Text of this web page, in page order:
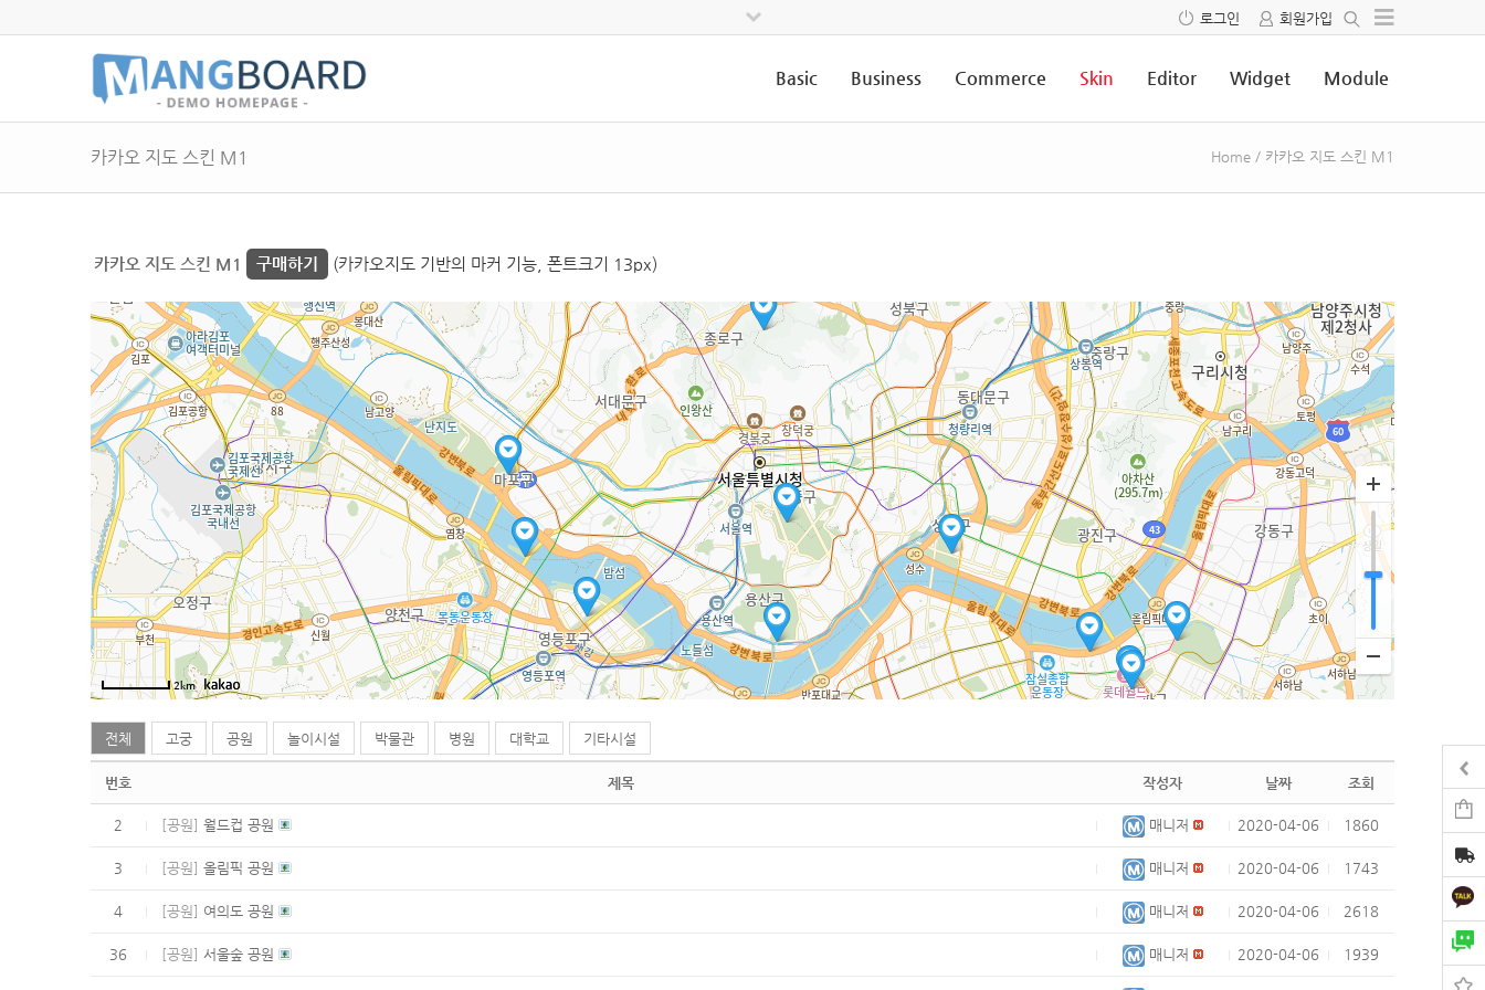
로그인 회원가입
Basic Business Commerce Skin Editor Widget Module
카카오 지도 스킨 M1 Home / 카카오 지도 스킨 M1
카카오 지도 스킨 M1 구매하기 (카카오지도 기반의 마커 기능, 폰트크기 13px)
2km
전체 고궁 공원 놀이시설 박물관 병원 대학교 기타시설
번호 제목 작성자 날짜 조회
2 [공원] 월드컵 공원 매니저 2020-04-06 1860
3 [공원] 올림픽 공원 매니저 2020-04-06 1743
4 [공원] 여의도 공원 매니저 2020-04-06 2618
36 [공원] 서울숲 공원 매니저 2020-04-06 1939